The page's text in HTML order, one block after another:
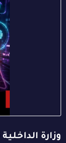
وزارة